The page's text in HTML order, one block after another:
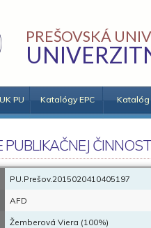
PREŠOVSKÁ
PU Katalógy EPC Katalóg
PUBLIKAČNEJ
PU.Prešov.2015020410405197
AFD
Žemberová Viera (100%)